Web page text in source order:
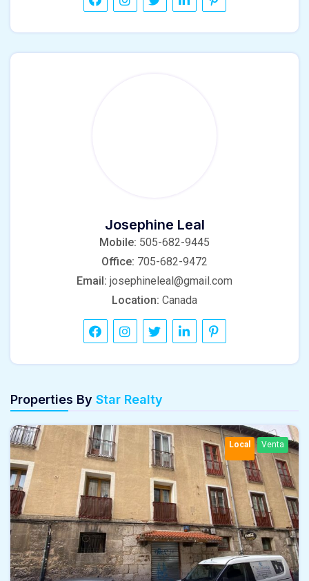
Josephine Leal
Mobile: 505-682-9445
Office: 705-682-9472
Email: josephineleal@gmail.com
Location: Canada
Properties By Star Realty
Local Venta